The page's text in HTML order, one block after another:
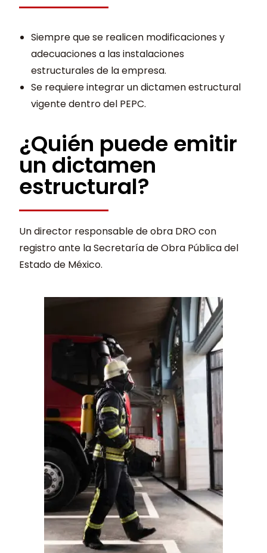
Siempre que se realicen modificaciones y
adecuaciones a las instalaciones
estructurales de la empresa.
Se requiere integrar un dictamen estructural
vigente dentro del PEPC.
¿Quién puede emitir
un dictamen
estructural?
Un director responsable de obra DRO con
registro ante la Secretaría de Obra Pública del
Estado de México.